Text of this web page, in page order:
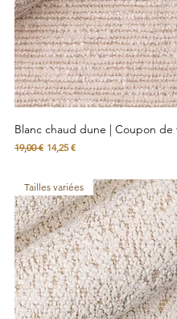
Blanc chaud dune | Coupon
Prix original
19,00 € Prix promotionnel
14,25 €
Tailles variées